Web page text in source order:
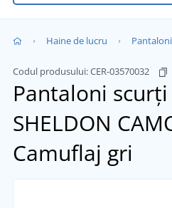
Haine de lucru
Codul produsului:CER-03570032
Pantaloni
SHELDON
Camuflaj gri